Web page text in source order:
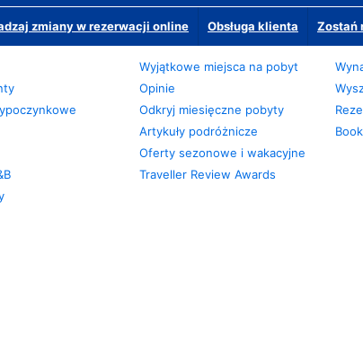
zmiany w rezerwacji online Obsługa klienta Zostań
Wyjątkowe miejsca na pobyt
Opinie
Odkryj miesięczne pobyty
Artykuły podróżnicze
Oferty sezonowe i wakacyjne
Traveller Review Awards